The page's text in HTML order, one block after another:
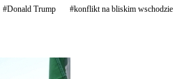
#Donald Trump #konflikt na bliskim wschodzie